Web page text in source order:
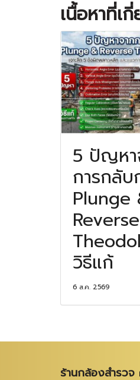
เนื้อหาที่เ
5 ปัญหา
การกลั
Plunge
Reverse
วิธีแก้
6 ส.ค. 2569
ร้านกล้องสำรว